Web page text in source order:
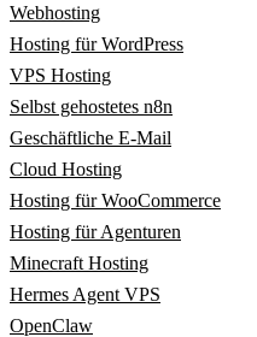
Webhosting
Hosting für WordPress
VPS Hosting
Selbst gehostetes n8n
Geschäftliche E-Mail
Cloud Hosting
Hosting für WooCommerce
Hosting für Agenturen
Minecraft Hosting
Hermes Agent VPS
OpenClaw